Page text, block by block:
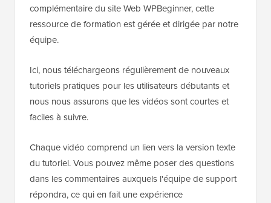
complémentaire du site Web WPBeginner, cette
ressource de formation est gérée et dirigée par notre
équipe.
Ici, nous téléchargeons régulièrement de nouveaux
tutoriels pratiques pour les utilisateurs débutants et
nous nous assurons que les vidéos sont courtes et
faciles à suivre.
Chaque vidéo comprend un lien vers la version texte
du tutoriel. Vous pouvez même poser des questions
dans les commentaires auxquels l'équipe de support
répondra, ce qui en fait une expérience